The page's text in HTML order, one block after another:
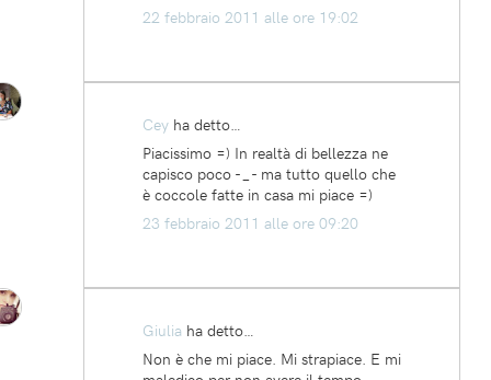
22 febbraio 2011 alle ore 19:02
Cey ha detto…
Piacissimo =) In realtà di bellezza ne
capisco poco -_- ma tutto quello che
è coccole fatte in casa mi piace =)
23 febbraio 2011 alle ore 09:20
Giulia ha detto…
Non è che mi piace. Mi strapiace. E mi